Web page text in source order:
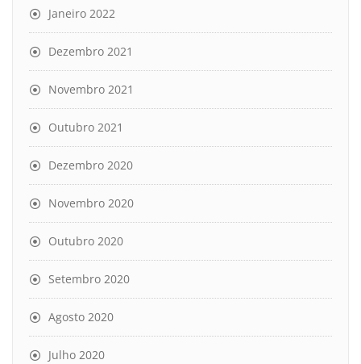
Janeiro 2022
Dezembro 2021
Novembro 2021
Outubro 2021
Dezembro 2020
Novembro 2020
Outubro 2020
Setembro 2020
Agosto 2020
Julho 2020